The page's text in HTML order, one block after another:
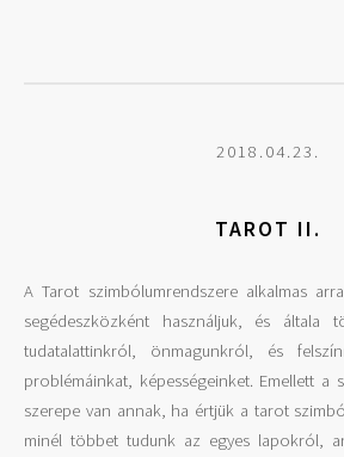
2018.04.23.
TAROT II.
A Tarot szimbólumrendszere alkalmas
segédeszközként használjuk, és általa
tudatalattinkról, önmagunkról, és
problémáinkat, képességeinket. Emellett a
szerepe van annak, ha értjük a tarot
minél többet tudunk az egyes lapokról,